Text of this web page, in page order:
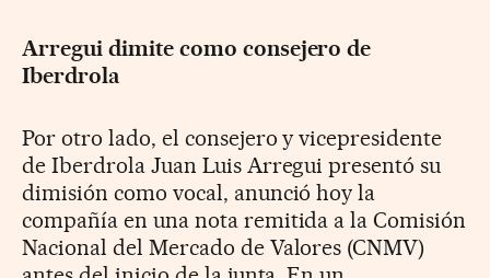
Arregui dimite como consejero de
Iberdrola
Por otro lado, el consejero y vicepresidente
de Iberdrola Juan Luis Arregui presentó su
dimisión como vocal, anunció hoy la
compañía en una nota remitida a la Comisión
Nacional del Mercado de Valores (CNMV)